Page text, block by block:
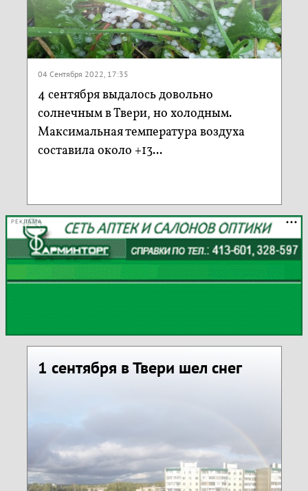
04 Сентября 2022, 17:35
4 сентября выдалось довольно
солнечным в Твери, но холодным.
Максимальная температура воздуха
составила около +13...
РЕКЛАМА
1 сентября в Твери шел снег